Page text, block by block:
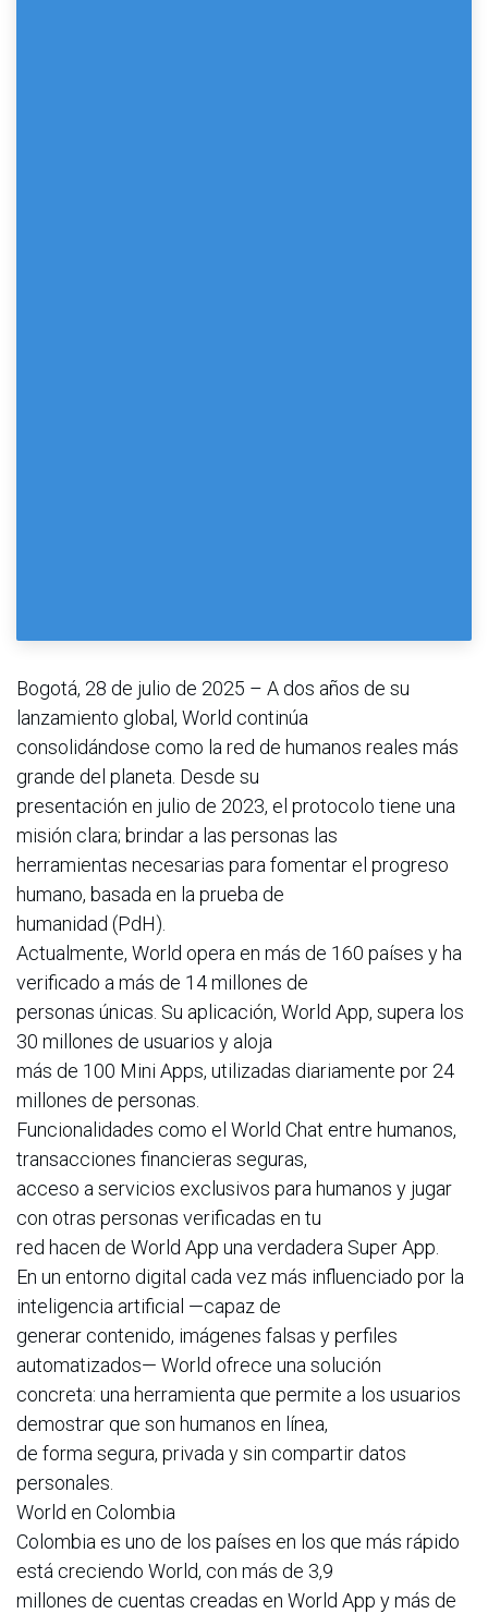
Bogotá, 28 de julio de 2025 – A dos años de su
lanzamiento global, World continúa
consolidándose como la red de humanos reales más
grande del planeta. Desde su
presentación en julio de 2023, el protocolo tiene una
misión clara; brindar a las personas las
herramientas necesarias para fomentar el progreso
humano, basada en la prueba de
humanidad (PdH).
Actualmente, World opera en más de 160 países y ha
verificado a más de 14 millones de
personas únicas. Su aplicación, World App, supera los
30 millones de usuarios y aloja
más de 100 Mini Apps, utilizadas diariamente por 24
millones de personas.
Funcionalidades como el World Chat entre humanos,
transacciones financieras seguras,
acceso a servicios exclusivos para humanos y jugar
con otras personas verificadas en tu
red hacen de World App una verdadera Super App.
En un entorno digital cada vez más influenciado por la
inteligencia artificial —capaz de
generar contenido, imágenes falsas y perfiles
automatizados— World ofrece una solución
concreta: una herramienta que permite a los usuarios
demostrar que son humanos en línea,
de forma segura, privada y sin compartir datos
personales.
World en Colombia
Colombia es uno de los países en los que más rápido
está creciendo World, con más de 3,9
millones de cuentas creadas en World App y más de